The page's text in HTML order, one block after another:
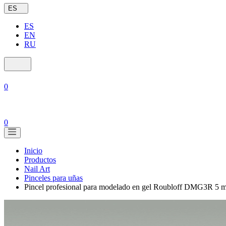
ES
ES
EN
RU
0
0
Inicio
Productos
Nail Art
Pinceles para uñas
Pincel profesional para modelado en gel Roubloff DMG3R 5